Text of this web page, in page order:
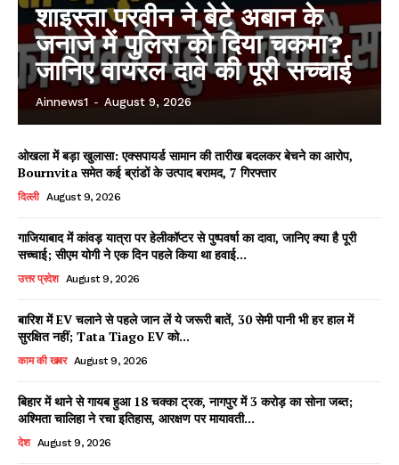
Facebook
X WhatsApp
Share
Read Latest News on AIN
शाइस्ता परवीन ने बेटे अबान के
जनाजे में पुलिस को दिया चकमा?
जानिए वायरल दावे की पूरी सच्चाई
Ainnews1 - August 9, 2026
ओखला में बड़ा खुलासा: एक्सपायर्ड सामान की तारीख बदलकर बेचने का आरोप,
Bournvita समेत कई ब्रांडों के उत्पाद बरामद, 7 गिरफ्तार
दिल्ली August 9, 2026
गाजियाबाद में कांवड़ यात्रा पर हेलीकॉप्टर से पुष्पवर्षा का दावा, जानिए क्या है पूरी
सच्चाई; सीएम योगी ने एक दिन पहले किया था हवाई...
उत्तर प्रदेश August 9, 2026
बारिश में EV चलाने से पहले जान लें ये जरूरी बातें, 30 सेमी पानी भी हर हाल में
सुरक्षित नहीं; Tata Tiago EV को...
काम की खबर August 9, 2026
बिहार में थाने से गायब हुआ 18 चक्का ट्रक, नागपुर में 3 करोड़ का सोना जब्त;
अश्मिता चालिहा ने रचा इतिहास, आरक्षण पर मायावती...
देश August 9, 2026